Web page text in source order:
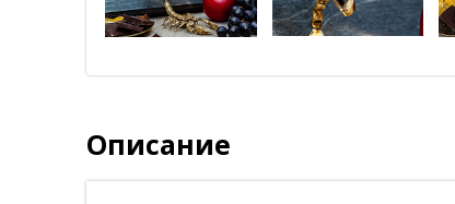
Описание